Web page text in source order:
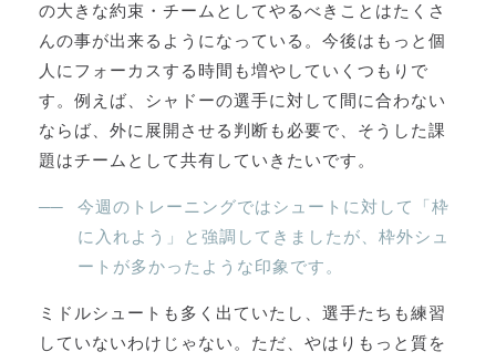
の大きな約束・チームとしてやるべきことはたくさ
んの事が出来るようになっている。今後はもっと個
人にフォーカスする時間も増やしていくつもりで
す。例えば、シャドーの選手に対して間に合わない
ならば、外に展開させる判断も必要で、そうした課
題はチームとして共有していきたいです。
今週のトレーニングではシュートに対して「枠
に入れよう」と強調してきましたが、枠外シュ
ートが多かったような印象です。
ミドルシュートも多く出ていたし、選手たちも練習
していないわけじゃない。ただ、やはりもっと質を